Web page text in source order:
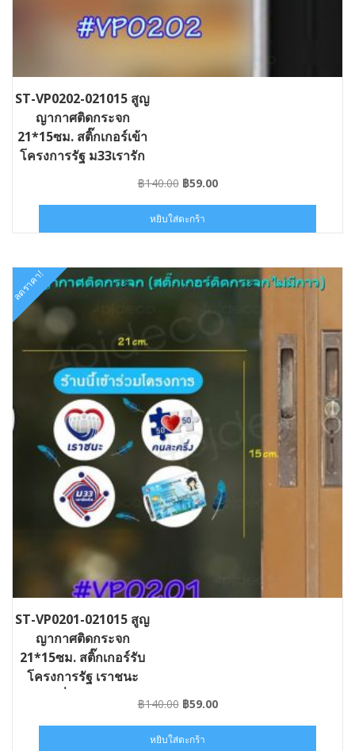
ST-VP0202-021015 สูญ
ญากาศติดกระจก
21*15ซม. สติ๊กเกอร์เข้า
โครงการรัฐ ม33เรารัก
กัน บัตรสวัสดิการ เรา฿140.00 Original
was:
฿140.00.
฿59.00Current
฿59.00.
หยิบใส่ตะกร้า
ลดราคา!
ST-VP0201-021015 สูญ
ญากาศติดกระจก
21*15ซม. สติ๊กเกอร์รับ
โครงการรัฐ เราชนะ
คนละครึ่ง ม33เรารักกัน฿140.00 Original
was:
฿59.00Current
หยิบใส่ตะกร้า